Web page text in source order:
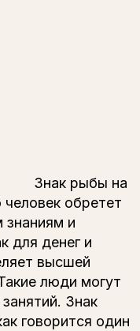
Знак рыбы на
обретет
знаниям и
для денег и
высшей
люди могут
Знак
говорится один